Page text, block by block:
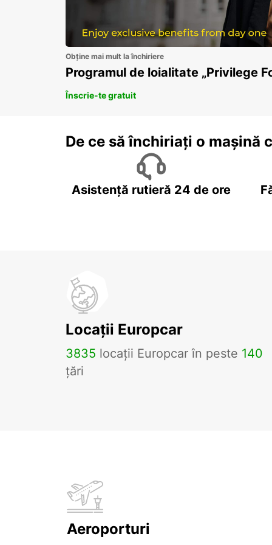
Obține mai mult la închiriere
Programul de loialitate „Privilege
Înscrie-te gratuit
De ce să închiriați o mașină
Asistență rutieră 24 de ore
Locații Europcar
3835 locații Europcar în peste 140
țări
Aeroporturi